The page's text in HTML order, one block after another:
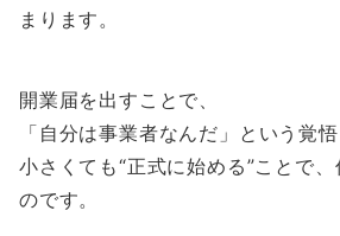
まります。
開業届を出すことで、
「自分は事業者なんだ」という覚
小さくても“正式に始める”ことで、
のです。